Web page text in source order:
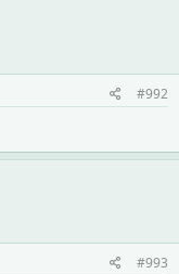
#992
#993